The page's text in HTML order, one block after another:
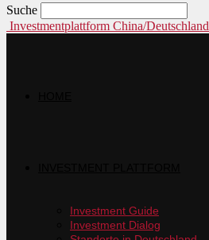
Suche
Investmentplattform China/Deutschland
Investment Guide
Investment Dialog